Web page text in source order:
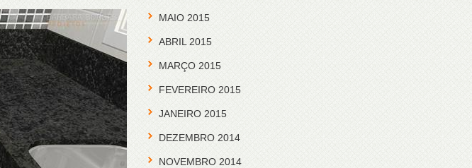
MAIO 2015
ABRIL 2015
MARÇO 2015
FEVEREIRO 2015
JANEIRO 2015
DEZEMBRO 2014
NOVEMBRO 2014